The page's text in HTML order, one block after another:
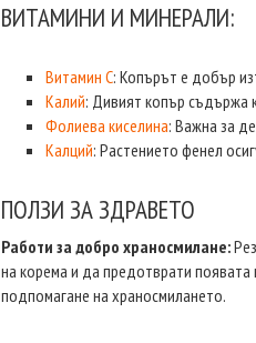
ВИТАМИНИ И МИНЕРАЛИ:
Витамин С: Копърът е добър
Калий: Дивият копър съдържа
Фолиева киселина: Важна за
Калций: Растението фенел
ПОЛЗИ ЗА ЗДРАВЕТО
Работи за добро храносмилане:
на корема и да предотврати появата
подпомагане на храносмилането.